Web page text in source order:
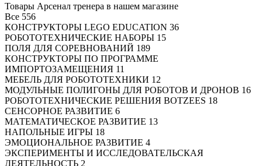
Товары Арсенал тренера в нашем магазине
Все 556
КОНСТРУКТОРЫ LEGO EDUCATION 36
РОБОТОТЕХНИЧЕСКИЕ НАБОРЫ 15
ПОЛЯ ДЛЯ СОРЕВНОВАНИЙ 189
КОНСТРУКТОРЫ ПО ПРОГРАММЕ
ИМПОРТОЗАМЕЩЕНИЯ 11
МЕБЕЛЬ ДЛЯ РОБОТОТЕХНИКИ 12
МОДУЛЬНЫЕ ПОЛИГОНЫ ДЛЯ РОБОТОВ И ДРОНОВ 16
РОБОТОТЕХНИЧЕСКИЕ РЕШЕНИЯ BOTZEES 18
СЕНСОРНОЕ РАЗВИТИЕ 6
МАТЕМАТИЧЕСКОЕ РАЗВИТИЕ 13
НАПОЛЬНЫЕ ИГРЫ 18
ЭМОЦИОНАЛЬНОЕ РАЗВИТИЕ 4
ЭКСПЕРИМЕНТЫ И ИССЛЕДОВАТЕЛЬСКАЯ
ДЕЯТЕЛЬНОСТЬ 2